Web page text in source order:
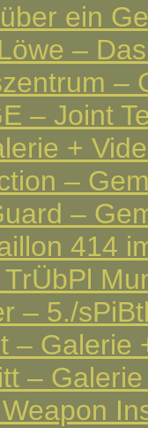
ein
–
–
– Joint
+
–
–
414
– 5./
– Galerie
–